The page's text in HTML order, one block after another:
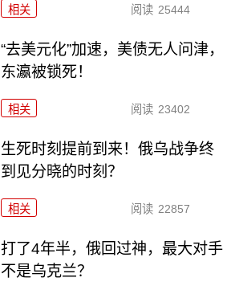
相关 阅读 25444
“去美元化”加速，美债无人问津，
东瀛被锁死！
相关 阅读 23402
生死时刻提前到来！俄乌战争终
到见分晓的时刻？
相关 阅读 22857
打了4年半，俄回过神，最大对手
不是乌克兰？